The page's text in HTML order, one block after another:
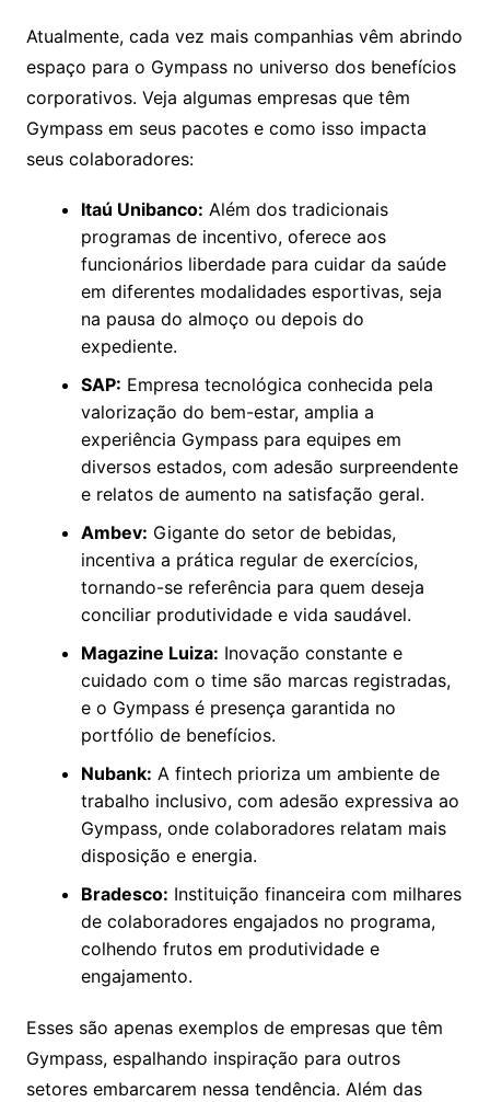
Atualmente, cada vez mais companhias vêm abrindo
espaço para o Gympass no universo dos benefícios
corporativos. Veja algumas empresas que têm
Gympass em seus pacotes e como isso impacta
seus colaboradores:
Itaú Unibanco: Além dos tradicionais
programas de incentivo, oferece aos
funcionários liberdade para cuidar da saúde
em diferentes modalidades esportivas, seja
na pausa do almoço ou depois do
expediente.
SAP: Empresa tecnológica conhecida pela
valorização do bem-estar, amplia a
experiência Gympass para equipes em
diversos estados, com adesão surpreendente
e relatos de aumento na satisfação geral.
Ambev: Gigante do setor de bebidas,
incentiva a prática regular de exercícios,
tornando-se referência para quem deseja
conciliar produtividade e vida saudável.
Magazine Luiza: Inovação constante e
cuidado com o time são marcas registradas,
e o Gympass é presença garantida no
portfólio de benefícios.
Nubank: A fintech prioriza um ambiente de
trabalho inclusivo, com adesão expressiva ao
Gympass, onde colaboradores relatam mais
disposição e energia.
Bradesco: Instituição financeira com milhares
de colaboradores engajados no programa,
colhendo frutos em produtividade e
engajamento.
Esses são apenas exemplos de empresas que têm
Gympass, espalhando inspiração para outros
setores embarcarem nessa tendência. Além das